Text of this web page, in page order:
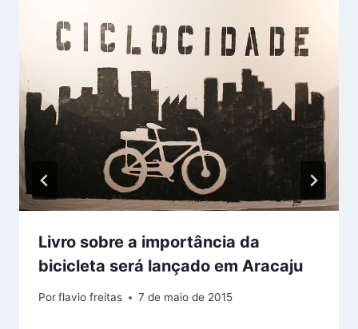
Livro sobre a importância da
bicicleta será lançado em Aracaju
Porflavio freitas 7 de maio de 2015